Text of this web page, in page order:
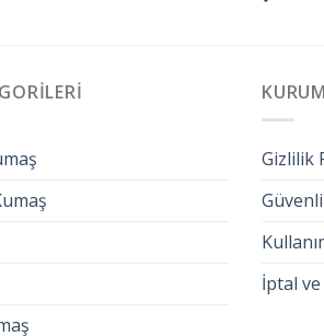
Gizlilik
İptal